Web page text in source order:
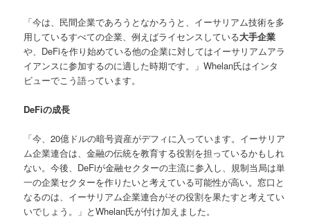
「今は、民間企業であろうとなかろうと、イーサリアム技術を多
用しているすべての企業、例えばライセンスしている大手企業
や、DeFiを作り始めている他の企業に対してはイーサリアムアラ
イアンスに参加するのに適した時期です。」Whelan氏はインタ
ビューでこう語っています。
DeFiの成長
「今、20億ドルの暗号資産がデフィに入っています。イーサリア
ム企業連合は、金融の伝統を教育する役割を担っているかもしれ
ない。今後、DeFiが金融セクターの主流に参入し、規制当局は単
一の企業セクターを作りたいと考えている可能性が高い。窓口と
なるのは、イーサリアム企業連合がその役割を果たすと考えてい
いでしょう。」とWhelan氏が付け加えました。